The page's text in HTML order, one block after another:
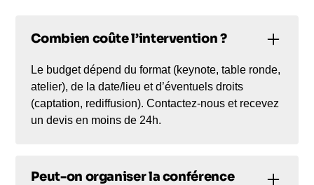
Combien coûte l’intervention ?
Le budget dépend du format (keynote, table ronde,
atelier), de la date/lieu et d’éventuels droits
(captation, rediffusion). Contactez-nous et recevez
un devis en moins de 24h.
Peut-on organiser la conférence